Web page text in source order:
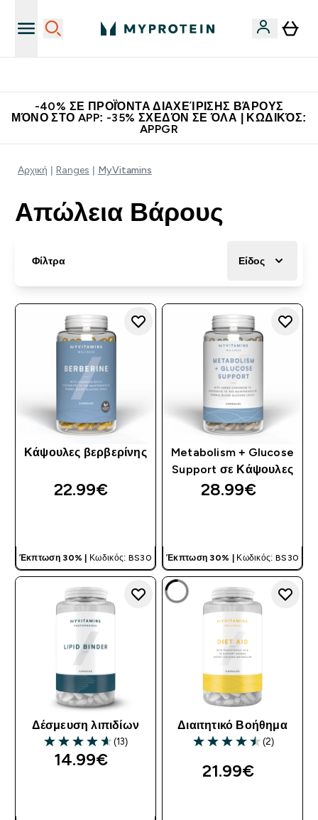
-40% ΣΕ ΠΡΟΪΌΝΤΑ ΔΙΑΧΕΊΡΙΣΗΣ ΒΆΡΟΥΣ
ΜΌΝΟ ΣΤΟ APP: -35% ΣΧΕΔΌΝ ΣΕ ΌΛΑ | ΚΩΔΙΚΌΣ:
APPGR
Αρχική Ranges MyVitamins
Απώλεια Βάρους
Φίλτρα Είδος
Κάψουλες βερβερίνης
22.99€‎
Έκπτωση 30% | Κωδικός: BS30
Metabolism + Glucose
Support σε Κάψουλες
28.99€‎
Έκπτωση 30% | Κωδικός: BS30
Δέσμευση λιπιδίων
4.62 out of 5 stars
(13)
14.99€‎
Διαιτητικό Βοήθημα
4.5 out of 5 stars
(2)
21.99€‎